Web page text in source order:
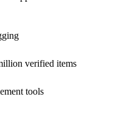
verified items
tools